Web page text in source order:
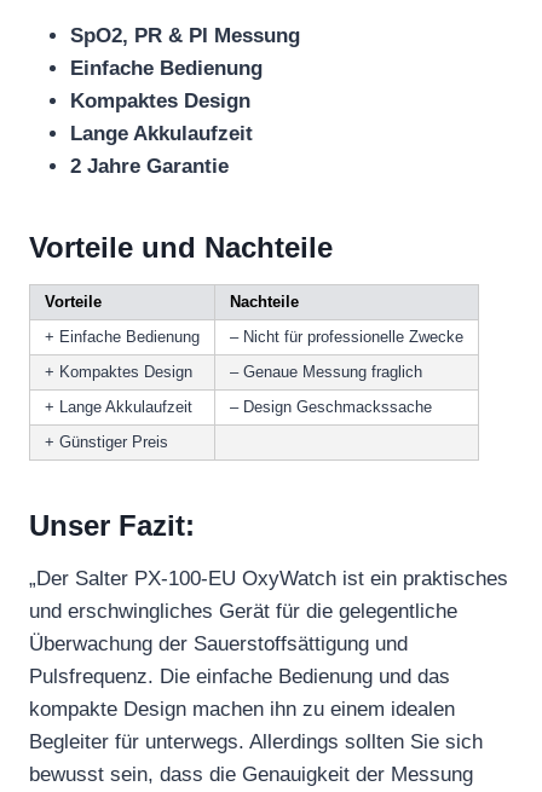
SpO2, PR & PI Messung
Einfache Bedienung
Kompaktes Design
Lange Akkulaufzeit
2 Jahre Garantie
Vorteile und Nachteile
Vorteile
Nachteile
+ Einfache Bedienung
– Nicht für professionelle Zwecke
+ Kompaktes Design
– Genaue Messung fraglich
+ Lange Akkulaufzeit
– Design Geschmackssache
+ Günstiger Preis
Unser Fazit:
„Der Salter PX-100-EU OxyWatch ist ein praktisches
und erschwingliches Gerät für die gelegentliche
Überwachung der Sauerstoffsättigung und
Pulsfrequenz. Die einfache Bedienung und das
kompakte Design machen ihn zu einem idealen
Begleiter für unterwegs. Allerdings sollten Sie sich
bewusst sein, dass die Genauigkeit der Messung